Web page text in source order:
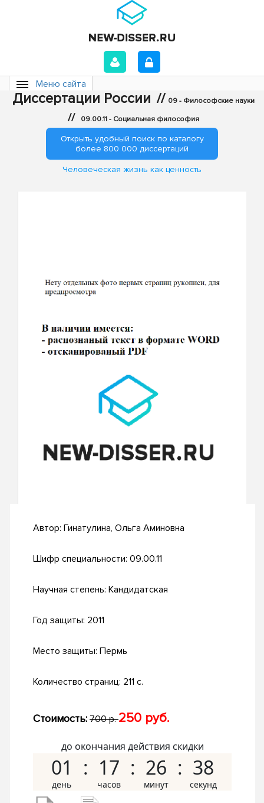
Меню сайта
Диссертации России // 09 - Философские науки
// 09.00.11 - Социальная философия
Открыть удобный поиск по каталогу
более 800 000 диссертаций
Человеческая жизнь как ценность
Автор: Гинатулина, Ольга Аминовна
Шифр специальности: 09.00.11
Научная степень: Кандидатская
Год защиты: 2011
Место защиты: Пермь
Количество страниц: 211 с.
Стоимость: 700 р.250 руб.
до окончания действия скидки
01 17 26 37